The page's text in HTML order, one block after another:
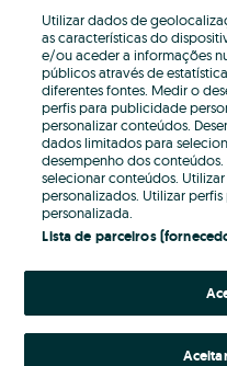
Entrar
Email
Password
Esqueceste-te da password?
Utilizar dados de
as características do
e/ou aceder a informações
públicos através de
diferentes fontes. Medir o
perfis para publicidade
personalizar conteúdos.
dados limitados para
desempenho dos
selecionar conteúdos.
personalizados. Utilizar
personalizada.
Lista de parceiros